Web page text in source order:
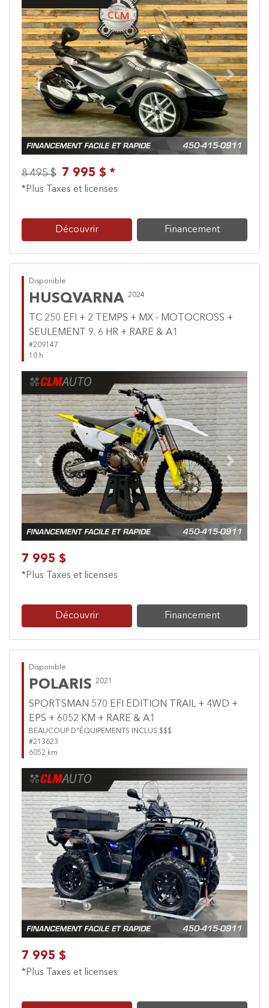
Previous Next
8 495 $ 7 995 $ *
*Plus Taxes et licenses
Découvrir Financement
Disponible
HUSQVARNA 2024
TC 250 EFI + 2 TEMPS + MX - MOTOCROSS +
SEULEMENT 9. 6 HR + RARE & A1
#209147
10 h
Previous Next
7 995 $
*Plus Taxes et licenses
Découvrir Financement
Disponible
POLARIS 2021
SPORTSMAN 570 EFI EDITION TRAIL + 4WD +
EPS + 6052 KM + RARE & A1
BEAUCOUP D"ÉQUIPEMENTS INCLUS $$$
#213623
6052 km
Previous Next
7 995 $
*Plus Taxes et licenses